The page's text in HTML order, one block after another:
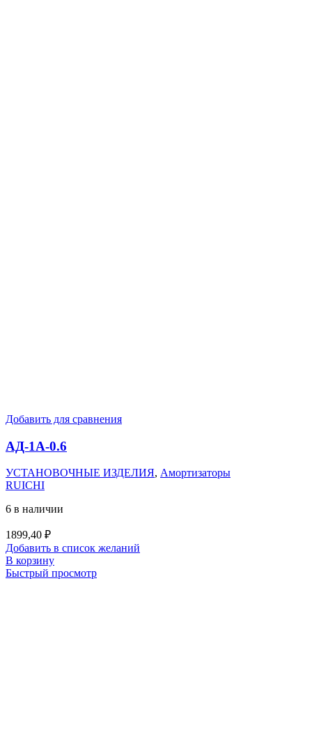
Добавить для сравнения
АД-1А-0.6
УСТАНОВОЧНЫЕ ИЗДЕЛИЯ, Амортизаторы
RUICHI
6 в наличии
1899,40 ₽
Добавить в список желаний
В корзину
Быстрый просмотр